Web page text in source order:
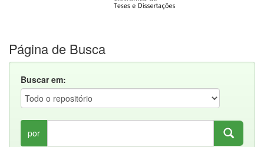
Página de Busca
Buscar em:
por